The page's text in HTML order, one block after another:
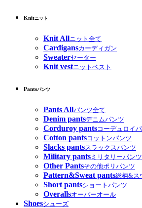
Knitニット
Knit Allニット全て
Cardigansカーディガン
Sweaterセーター
Knit vestニットベスト
Pantsパンツ
Pants Allパンツ全て
Denim pantsデニムパンツ
Corduroy pantsコーデュロイ
Cotton pantsコットンパンツ
Slacks pantsスラックスパンツ
Military pants ミリタリーパンツ
Other Pantsその他ポリパンツ
Pattern&Sweat pants総柄&ス
Short pantsショートパンツ
Overallsオーバーオール
Shoesシューズ